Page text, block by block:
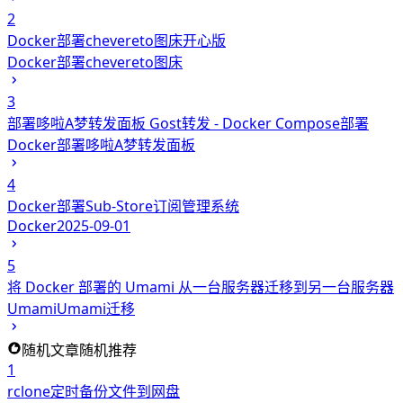
2
Docker部署chevereto图床开心版
Docker部署chevereto图床
3
部署哆啦A梦转发面板 Gost转发 - Docker Compose部署
Docker部署哆啦A梦转发面板
4
Docker部署Sub-Store订阅管理系统
Docker2025-09-01
5
将 Docker 部署的 Umami 从一台服务器迁移到另一台服务器
UmamiUmami迁移
随机文章随机推荐
1
rclone定时备份文件到网盘